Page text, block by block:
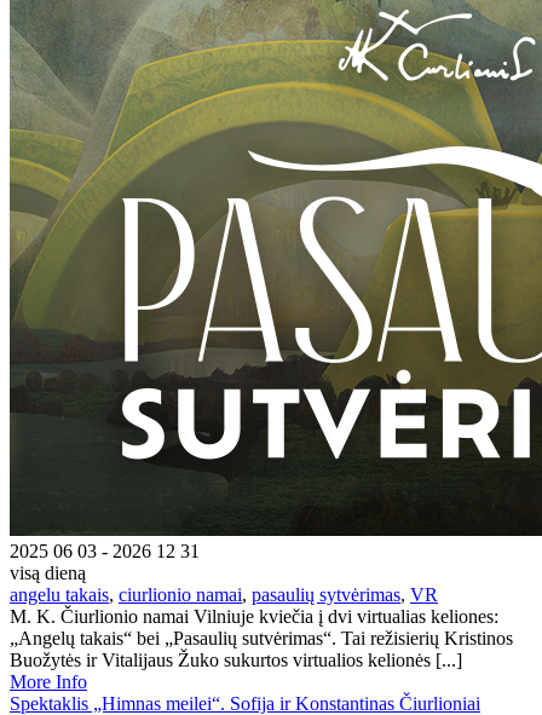
2025 06 03 - 2026 12 31
visą dieną
angelu takais, ciurlionio namai, pasaulių sytvėrimas, VR
M. K. Čiurlionio namai Vilniuje kviečia į dvi virtualias keliones:
„Angelų takais“ bei „Pasaulių sutvėrimas“. Tai režisierių Kristinos
Buožytės ir Vitalijaus Žuko sukurtos virtualios kelionės [...]
More Info
Spektaklis „Himnas meilei“. Sofija ir Konstantinas Čiurlioniai